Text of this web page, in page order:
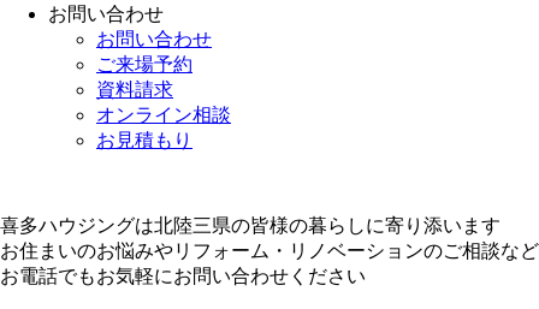
お問い合わせ
お問い合わせ
ご来場予約
資料請求
オンライン相談
お見積もり
喜多ハウジングは北陸三県の皆様の暮らしに寄り添います
お住まいのお悩みやリフォーム・リノベーションのご相談など
お電話でもお気軽にお問い合わせください